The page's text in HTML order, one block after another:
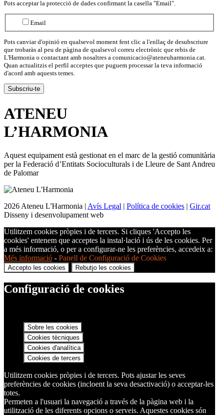
Pots acceptar la protecció de dades confirmant la casella "Email".
Email
Pots canviar d'opinió en qualsevol moment fent clic a l'enllaç de desubscriure
que trobaràs al peu de pàgina de qualsevol correu electrònic que rebis de
L'Harmonia o contactant amb nosaltres a comunicacio@ateneuharmonia.cat.
Quan actualitzis el perfil acceptes que puguem processar la teva informació
d'acord amb aquests temes.
ATENEU
L’HARMONIA
Aquest equipament està gestionat en el marc de la gestió comunitària
per la Federació d’Entitats Socioculturals i de Lleure de Sant Andreu
de Palomar
2026 Ateneu L'Harmonia | Avís Legal | Política de cookies | Gir.cat
Disseny i desenvolupament web
Utilitzem cookies pròpies i de tercers. Si cliques 'Accepto les
cookies' entenem que acceptes la instal·lació i ús de les cookies. Per
a més informació, o per a configurar-ne les preferències, accedeix a:
Més informació - Panell de Configuració de Cookies
Accepto les cookies Rebutjo les cookies
Configuració de cookies
Sobre les cookies
Cookies tècniques
Cookies d'analítica
Cookies de tercers
Utilitzem cookies pròpies i de tercers. Pots ajustar les seves
preferències de cookies (incloent la seva desactivació) o acceptar-les
totes.
Permeten a l'usuari la navegació a través de la pàgina web i la
utilització de les diferents opcions o serveis. Aquestes cookies són